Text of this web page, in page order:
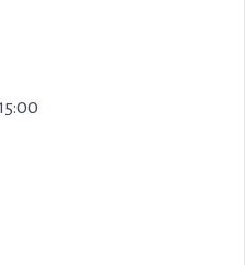
PIB
PIB
IBE PIBIBE PIB
Spotify IBE PIB